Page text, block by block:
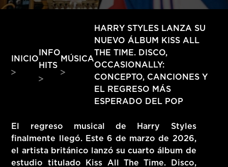
Hits – 96.5 FM
INICIO
INFO
HITS
MÚSICA
HARRY STYLES LANZA SU
NUEVO ÁLBUM KISS ALL
THE TIME. DISCO,
OCCASIONALLY:
CONCEPTO, CANCIONES Y
EL REGRESO MÁS
ESPERADO DEL POP
El regreso musical de
Harry Styles
finalmente llegó. Este 6 de marzo de 2026,
el artista británico lanzó su cuarto álbum de
estudio titulado
Kiss All The Time. Disco,